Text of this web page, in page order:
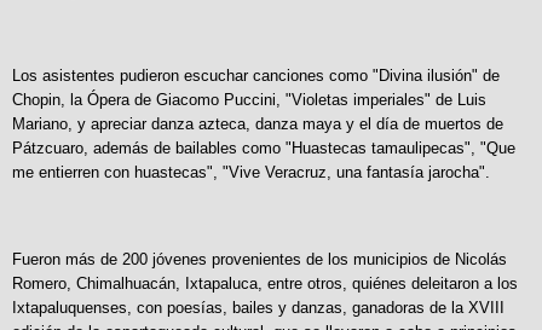
Los asistentes pudieron escuchar canciones como "Divina ilusión" de
Chopin, la Ópera de Giacomo Puccini, "Violetas imperiales" de Luis
Mariano, y apreciar danza azteca, danza maya y el día de muertos de
Pátzcuaro, además de bailables como "Huastecas tamaulipecas", "Que
me entierren con huastecas", "Vive Veracruz, una fantasía jarocha".
Fueron más de 200 jóvenes provenientes de los municipios de Nicolás
Romero, Chimalhuacán, Ixtapaluca, entre otros, quiénes deleitaron a los
Ixtapaluquenses, con poesías, bailes y danzas, ganadoras de la XVIII